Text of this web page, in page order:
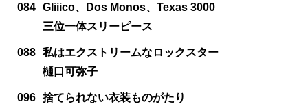
084 Gliiico、Dos Monos、Texas 3000
三位一体スリーピース
088 私はエクストリームなロックスター
樋口可弥子
096 捨てられない衣装ものがたり